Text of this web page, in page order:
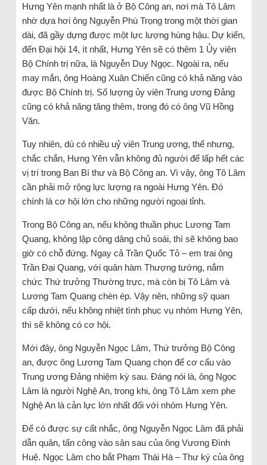
Hưng Yên mạnh nhất là ở Bộ Công an, nơi mà Tô Lâm
nhờ dựa hơi ông Nguyễn Phú Trọng trong một thời gian
dài, đã gầy dựng được một lực lượng hùng hậu. Dự kiến,
đến Đại hội 14, ít nhất, Hưng Yên sẽ có thêm 1 Ủy viên
Bộ Chính trị nữa, là Nguyễn Duy Ngọc. Ngoài ra, nếu
may mắn, ông Hoàng Xuân Chiến cũng có khả năng vào
được Bộ Chính trị. Số lượng ủy viên Trung ương Đảng
cũng có khả năng tăng thêm, trong đó có ông Vũ Hồng
Văn.
Tuy nhiên, dù có nhiều uỷ viên Trung ương, thế nhưng,
chắc chắn, Hưng Yên vẫn không đủ người để lấp hết các
vị trí trong Ban Bí thư và Bộ Công an. Vì vậy, ông Tô Lâm
cần phải mở rộng lực lượng ra ngoài Hưng Yên. Đó
chính là cơ hội lớn cho những người ngoại tỉnh.
Trong Bộ Công an, nếu không thuần phục Lương Tam
Quang, không lập công dâng chủ soái, thì sẽ không bao
giờ có chỗ đứng. Ngay cả Trần Quốc Tỏ – em trai ông
Trần Đại Quang, với quân hàm Thượng tướng, nắm
chức Thứ trưởng Thường trực, mà còn bị Tô Lâm và
Lương Tam Quang chèn ép. Vậy nên, những sỹ quan
cấp dưới, nếu không nhiệt tình phục vụ nhóm Hưng Yên,
thì sẽ không có cơ hội.
Mới đây, ông Nguyễn Ngọc Lâm, Thứ trưởng Bộ Công
an, được ông Lương Tam Quang chọn để cơ cấu vào
Trung ương Đảng nhiệm kỳ sau. Đáng nói là, ông Ngọc
Lâm là người Nghệ An, trong khi, ông Tô Lâm xem phe
Nghệ An là cản lực lớn nhất đối với nhóm Hưng Yên.
Để có được sự cất nhắc, ông Nguyễn Ngọc Lâm đã phải
dẫn quân, tấn công vào sân sau của ông Vương Đình
Huệ. Ngọc Lâm cho bắt Phạm Thái Hà – Thư ký của ông